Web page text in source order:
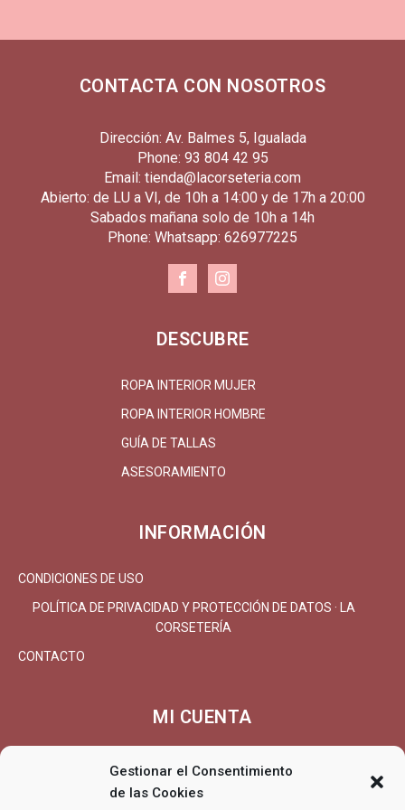
Gestionar el Consentimiento
de las Cookies
CONTACTA CON NOSOTROS
Dirección: Av. Balmes 5, Igualada
Phone: 93 804 42 95
Email: tienda@lacorseteria.com
Abierto: de LU a VI, de 10h a 14:00 y de 17h a 20:00
Sabados mañana solo de 10h a 14h
Phone: Whatsapp: 626977225
DESCUBRE
ROPA INTERIOR MUJER
ROPA INTERIOR HOMBRE
GUÍA DE TALLAS
ASESORAMIENTO
INFORMACIÓN
CONDICIONES DE USO
POLÍTICA DE PRIVACIDAD Y PROTECCIÓN DE DATOS · LA
CORSETERÍA
CONTACTO
MI CUENTA
MI CUENTA/REGISTRARSE
CARRITO